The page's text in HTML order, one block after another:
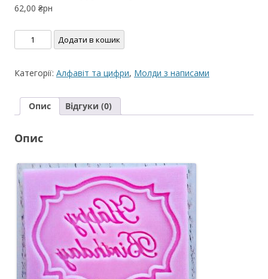
62,00 ₴рн
Молд
напис
Birthday
Додати в кошик
Категорії: Алфавіт та цифри, Молди з написами
Опис Відгуки (0)
Опис